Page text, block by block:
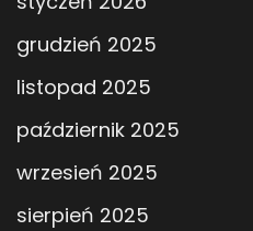
grudzień 2025
listopad 2025
październik 2025
wrzesień 2025
sierpień 2025